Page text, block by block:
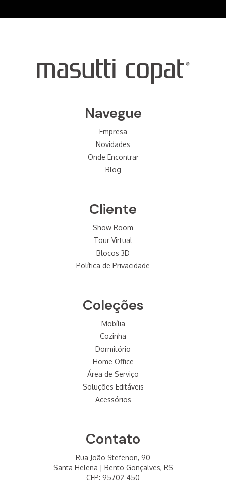
Navegue
Empresa
Novidades
Onde Encontrar
Blog
Cliente
Show Room
Tour Virtual
Blocos 3D
Política de Privacidade
Coleções
Mobília
Cozinha
Dormitório
Home Office
Área de Serviço
Soluções Editáveis
Acessórios
Contato
Rua João Stefenon, 90
Santa Helena | Bento Gonçalves, RS
CEP: 95702-450